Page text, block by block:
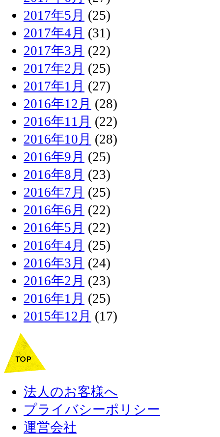
2017年5月 (25)
2017年4月 (31)
2017年3月 (22)
2017年2月 (25)
2017年1月 (27)
2016年12月 (28)
2016年11月 (22)
2016年10月 (28)
2016年9月 (25)
2016年8月 (23)
2016年7月 (25)
2016年6月 (22)
2016年5月 (22)
2016年4月 (25)
2016年3月 (24)
2016年2月 (23)
2016年1月 (25)
2015年12月 (17)
法人のお客様へ
プライバシーポリシー
運営会社